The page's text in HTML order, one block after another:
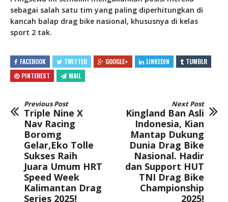
sebagai salah satu tim yang paling diperhitungkan di
kancah balap drag bike nasional, khususnya di kelas
sport 2 tak.
FACEBOOK TWITTER GOOGLE+ LINKEDIN
TUMBLR
PINTEREST
MAIL
Previous Post
Triple Nine X
Nav Racing
Boromg
Gelar,Eko Tolle
Sukses Raih
Juara Umum HRT
Speed Week
Kalimantan Drag
Series 2025!
Next Post
Kingland Ban Asli
Indonesia, Kian
Mantap Dukung
Dunia Drag Bike
Nasional. Hadir
dan Support HUT
TNI Drag Bike
Championship
2025!